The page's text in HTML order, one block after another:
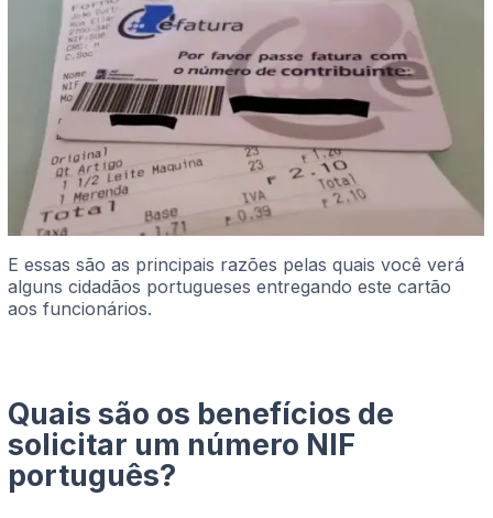
E essas são as principais razões pelas quais você verá
alguns cidadãos portugueses entregando este cartão
aos funcionários.
Quais são os benefícios de
solicitar um número NIF
português?